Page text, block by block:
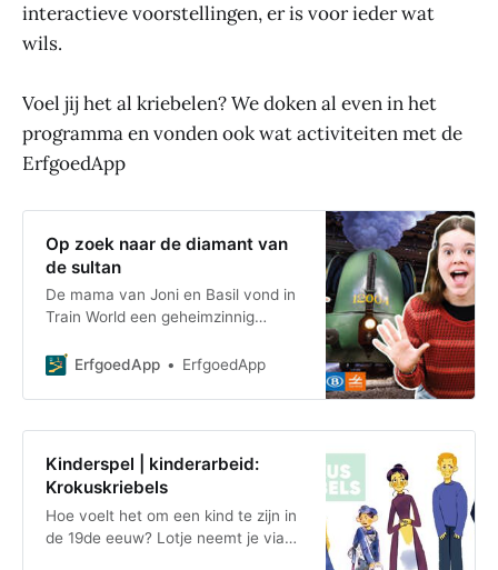
interactieve voorstellingen, er is voor ieder wat
wils.
Voel jij het al kriebelen? We doken al even in het
programma en vonden ook wat activiteiten met de
ErfgoedApp
Op zoek naar de diamant van
de sultan
De mama van Joni en Basil vond in
Train World een geheimzinnig
ding. Het zit in een kist en de code
ErfgoedApp ErfgoedApp
Kinderspel | kinderarbeid:
Krokuskriebels
Hoe voelt het om een kind te zijn in
de 19de eeuw? Lotje neemt je via